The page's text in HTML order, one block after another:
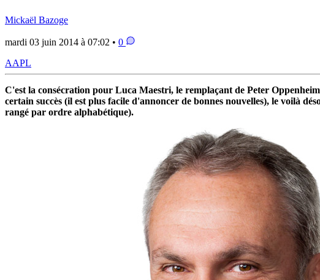
Mickaël Bazoge
mardi 03 juin 2014 à 07:02 • 0
AAPL
C'est la consécration pour Luca Maestri, le remplaçant de Peter
certain succès (il est plus facile d'annoncer de bonnes nouvelles), le voilà
rangé par ordre alphabétique).